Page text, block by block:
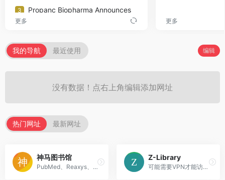
3
Propanc Biopharma Announces
Positive Preclinical and Early
>90% Tumor Growth Inhibition and
Significant Survival Benefit in
Ascendis Announces COACH
and YUVIWEL® Uptake in the U.S.
5
Pacira BioSciences Announces
Phase 1 Data For PCRX-201 in Annals
of the Rheumatic Diseases
更多 更多
我的导航 最近使用 编辑
没有数据！点右上角编辑添加网址
热门网址 最新网址
神马图书馆
PubMed、Reaxys、Ovid、Proquest、Wiley
Z-Library
可能需要VPN才能访问，Z-Library 是世界上最大的在线图书馆之一，它拥有超过6,640,000的书籍和80,760,000的文章。我们的目标是让每个人都能获得文学作品 今天& #40;March, 15th& #41;，我们又发起了一个募捐活动，以支持和发展这个项目.